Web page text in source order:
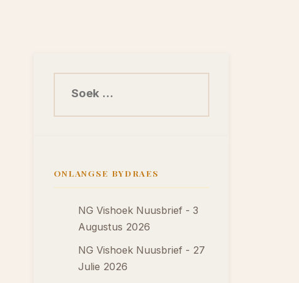
ONLANGSE BYDRAES
NG Vishoek Nuusbrief - 3
Augustus 2026
NG Vishoek Nuusbrief - 27
Julie 2026